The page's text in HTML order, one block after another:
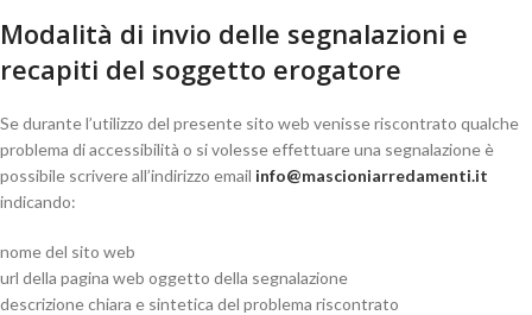
Modalità di invio delle segnalazioni e
recapiti del soggetto erogatore
Se durante l’utilizzo del presente sito web venisse riscontrato qualche
problema di accessibilità o si volesse effettuare una segnalazione è
possibile scrivere all’indirizzo email
ti.itnemaderrainoicsam
@ofni
indicando:
nome del sito web
url della pagina web oggetto della segnalazione
descrizione chiara e sintetica del problema riscontrato